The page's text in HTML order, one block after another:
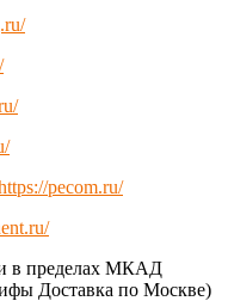
pecom.ru/
в пределах МКАД
Доставка по Москве)